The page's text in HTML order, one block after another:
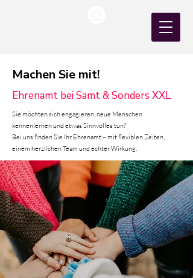
Machen Sie mit!
Ehrenamt bei Samt & Sonders XXL
Sie möchten sich engagieren, neue Menschen
kennenlernen und etwas Sinnvolles tun?
Bei uns finden Sie Ihr Ehrenamt – mit flexiblen Zeiten,
einem herzlichen Team und echter Wirkung.